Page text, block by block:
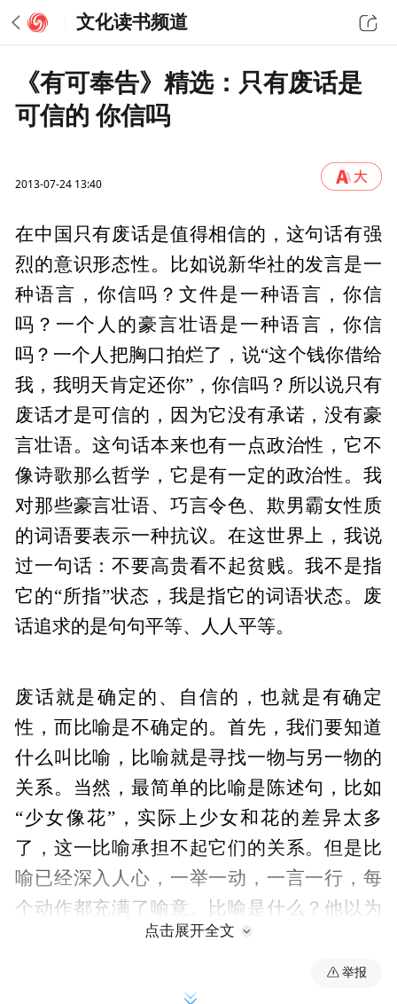
文化读书频道
《有可奉告》精选：只有废话是
可信的 你信吗
2013-07-24 13:40
在中国只有废话是值得相信的，这句话有强
烈的意识形态性。比如说新华社的发言是一
种语言，你信吗？文件是一种语言，你信
吗？一个人的豪言壮语是一种语言，你信
吗？一个人把胸口拍烂了，说“这个钱你借给
我，我明天肯定还你”，你信吗？所以说只有
废话才是可信的，因为它没有承诺，没有豪
言壮语。这句话本来也有一点政治性，它不
像诗歌那么哲学，它是有一定的政治性。我
对那些豪言壮语、巧言令色、欺男霸女性质
的词语要表示一种抗议。在这世界上，我说
过一句话：不要高贵看不起贫贱。我不是指
它的“所指”状态，我是指它的词语状态。废
话追求的是句句平等、人人平等。
废话就是确定的、自信的，也就是有确定
性，而比喻是不确定的。首先，我们要知道
什么叫比喻，比喻就是寻找一物与另一物的
关系。当然，最简单的比喻是陈述句，比如
“少女像花”，实际上少女和花的差异太多
了，这一比喻承担不起它们的关系。但是比
喻已经深入人心，一举一动，一言一行，每
个动作都充满了喻意。比喻是什么？他以为
他的意思是最了不起的意思，他以为他的意
思是别人也能够理解的意思，他以为这个意
思和意思加在一起，就构成了他们的生存原
点击展开全文
举报